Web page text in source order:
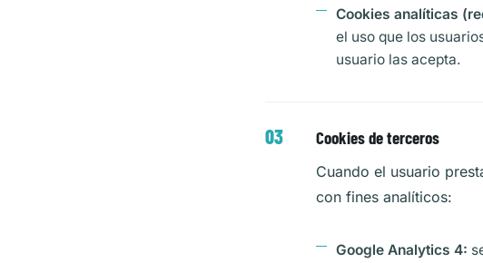
Cookies analíticas
el uso que los
usuario las acepta.
Cookies de terceros
Cuando el usuario
con fines analíticos:
Google Analytics 4: